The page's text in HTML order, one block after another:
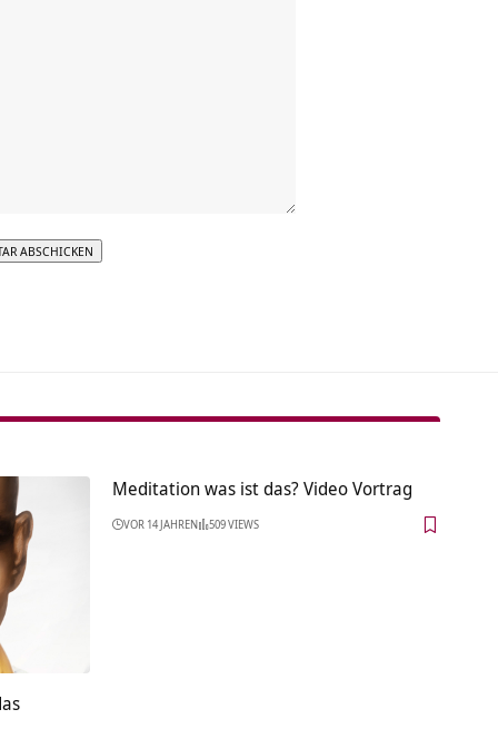
Meditation was ist das? Video Vortrag
VOR 14 JAHREN 509 VIEWS